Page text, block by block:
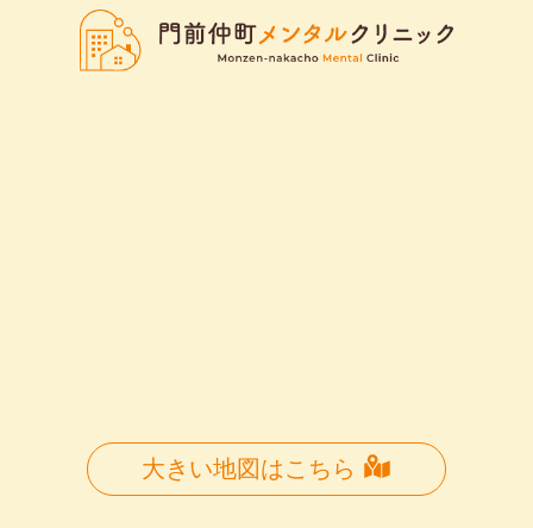
大きい地図はこちら